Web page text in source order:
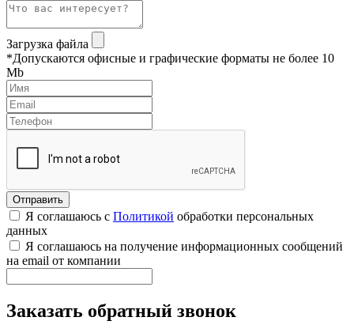
Загрузка файла
*Допускаются офисные и графические форматы не более 10
Mb
Я соглашаюсь с Политикой обработки персональных
данных
Я соглашаюсь на получение информационных сообщений
на email от компании
Заказать обратный звонок